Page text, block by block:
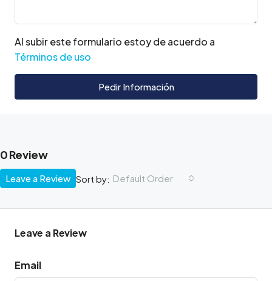
Al subir este formulario estoy de acuerdo a
Términos de uso
Pedir Información
0 Review
Sort by: Default Order
Leave a Review
Leave a Review
Email